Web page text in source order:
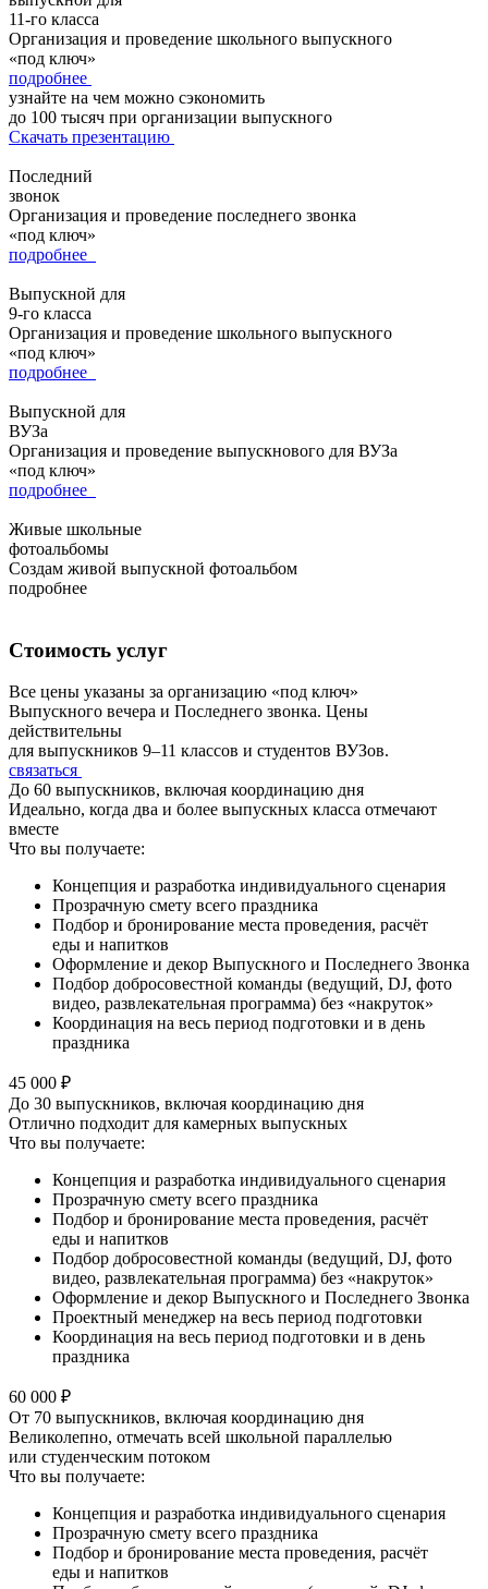
11-го класса
Организация и проведение школьного выпускного
«под ключ»
подробнее
узнайте на чем можно сэкономить
до 100 тысяч при организации выпускного
Скачать презентацию
Последний
звонок
Организация и проведение последнего звонка
«под ключ»
подробнее
Выпускной для
9-го класса
Организация и проведение школьного выпускного
«под ключ»
подробнее
Выпускной для
ВУЗа
Организация и проведение выпускнового для ВУЗа
«под ключ»
подробнее
Живые школьные
фотоальбомы
Создам живой выпускной фотоальбом
подробнее
Стоимость услуг
Все цены указаны за организацию «под ключ»
Выпускного вечера и Последнего звонка. Цены
действительны
для выпускников 9–11 классов и студентов ВУЗов.
связаться
До 60 выпускников, включая координацию дня
Идеально, когда два и более выпускных класса отмечают
вместе
Что вы получаете:
Концепция и разработка индивидуального сценария
Прозрачную смету всего праздника
Подбор и бронирование места проведения, расчёт
еды и напитков
Оформление и декор Выпускного и Последнего Звонка
Подбор добросовестной команды (ведущий, DJ, фото
видео, развлекательная программа) без «накруток»
Координация на весь период подготовки и в день
праздника
45 000 ₽
До 30 выпускников, включая координацию дня
Отлично подходит для камерных выпускных
Что вы получаете:
Концепция и разработка индивидуального сценария
Прозрачную смету всего праздника
Подбор и бронирование места проведения, расчёт
еды и напитков
Подбор добросовестной команды (ведущий, DJ, фото
видео, развлекательная программа) без «накруток»
Оформление и декор Выпускного и Последнего Звонка
Проектный менеджер на весь период подготовки
Координация на весь период подготовки и в день
праздника
60 000 ₽
От 70 выпускников, включая координацию дня
Великолепно, отмечать всей школьной параллелью
или студенческим потоком
Что вы получаете:
Концепция и разработка индивидуального сценария
Прозрачную смету всего праздника
Подбор и бронирование места проведения, расчёт
еды и напитков